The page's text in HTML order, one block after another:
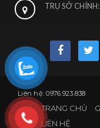
TRỤ SỞ
Liên hệ: 0976.923.838
TRANG CHỦ
LIÊN HỆ